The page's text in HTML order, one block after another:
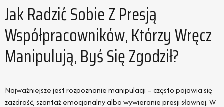
Jak Radzić Sobie Z Presją
Współpracowników, Którzy Wręcz
Manipulują, Byś Się Zgodził?
Najważniejsze jest rozpoznanie manipulacji – często pojawia się
zazdrość, szantaż emocjonalny albo wywieranie presji słownej. W